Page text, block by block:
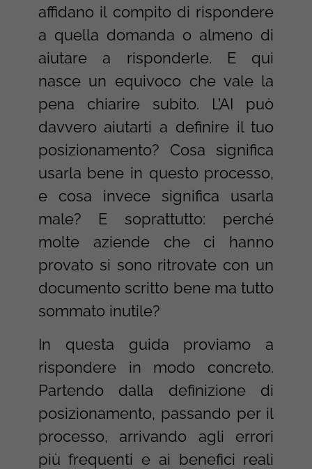
affidano il compito di rispondere
a quella domanda o almeno di
aiutare a risponderle. E qui
nasce un equivoco che vale la
pena chiarire subito. L’AI può
davvero aiutarti a definire il tuo
posizionamento? Cosa significa
usarla bene in questo processo,
e cosa invece significa usarla
male? E soprattutto: perché
molte aziende che ci hanno
provato si sono ritrovate con un
documento scritto bene ma tutto
sommato inutile?
In questa guida proviamo a
rispondere in modo concreto.
Partendo dalla definizione di
posizionamento, passando per il
processo, arrivando agli errori
più frequenti e ai benefici reali